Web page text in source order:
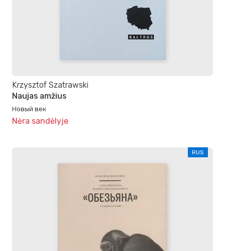
Krzysztof Szatrawski
Naujas amžius
Новый век
Nėra sandėlyje
RUS